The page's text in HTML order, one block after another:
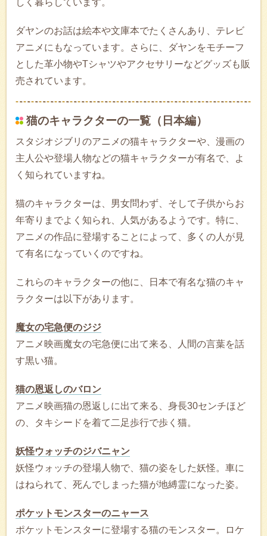
しく暮らしています。
ダヤンのお話は絵本や文庫本でたくさんあり、テレビ
アニメにもなっています。さらに、ダヤンをモチーフ
とした革小物やTシャツやアクセサリーなどグッズも販
売されています。
猫のキャラクターの一覧（日本編）
スタジオジブリのアニメの猫キャラクターや、漫画の
主人公や登場人物などの猫キャラクターが有名で、よ
く知られていますね。
猫のキャラクターは、男女問わず、そして子供からお
年寄りまでよく知られ、人気があるようです。特に、
アニメの作品に登場することによって、多くの人が見
て有名になっていくのですね。
これらのキャラクターの他に、日本で有名な猫のキャ
ラクターは以下があります。
魔女の宅急便のジジ
アニメ映画魔女の宅急便に出て来る、人間の言葉を話
す黒い猫。
猫の恩返しのバロン
アニメ映画猫の恩返しに出て来る、身長30センチほど
の、タキシードを着て二足歩行で歩く猫。
妖怪ウォッチのジバニャン
妖怪ウォッチの登場人物で、猫の姿をした妖怪。車に
はねられて、死んでしまった猫が地縛霊になった姿。
ポケットモンスターのニャース
ポケットモンスターに登場する猫のモンスター。ロケ